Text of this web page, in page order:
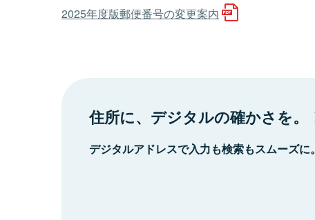
2025年度版郵便番号の変更案内
住所に、デジタルの確かさを。
デジタルアドレスで入力も検索もスムーズに。